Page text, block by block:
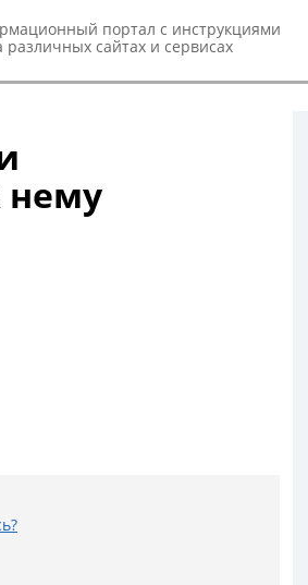
портал с инструкциями
различных сайтах и сервисах
нему